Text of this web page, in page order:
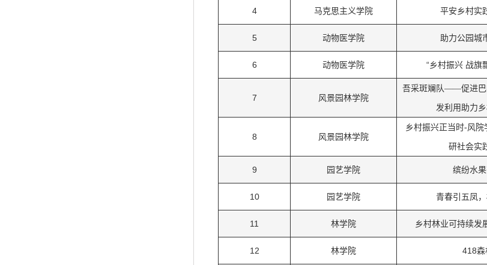
4 马克思主义学院 平安乡村实
5 动物医学院 助力公园城
6 动物医学院 “乡村振兴 战旗
7 风景园林学院
吾采斑斓队——促进巴
发利用助力
8 风景园林学院
乡村振兴正当时-风院
研社会实
9 园艺学院 缤纷水
10 园艺学院 青春引五凤
11 林学院 乡村林业可持续发
12 林学院 418森